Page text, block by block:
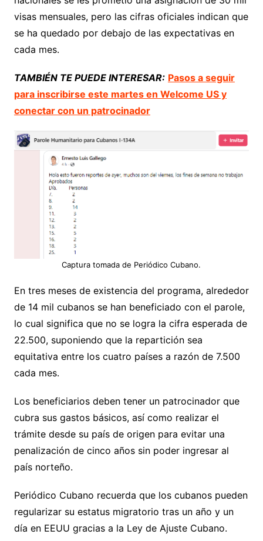
visas mensuales, pero las cifras oficiales indican que
se ha quedado por debajo de las expectativas en
cada mes.
TAMBIÉN TE PUEDE INTERESAR: Pasos a seguir
para inscribirse este martes en Welcome US y
conectar con un patrocinador
Captura tomada de Periódico Cubano.
En tres meses de existencia del programa, alrededor
de 14 mil cubanos se han beneficiado con el parole,
lo cual significa que no se logra la cifra esperada de
22.500, suponiendo que la repartición sea
equitativa entre los cuatro países a razón de 7.500
cada mes.
Los beneficiarios deben tener un patrocinador que
cubra sus gastos básicos, así como realizar el
trámite desde su país de origen para evitar una
penalización de cinco años sin poder ingresar al
país norteño.
Periódico Cubano recuerda que los cubanos pueden
regularizar su estatus migratorio tras un año y un
día en EEUU gracias a la Ley de Ajuste Cubano.